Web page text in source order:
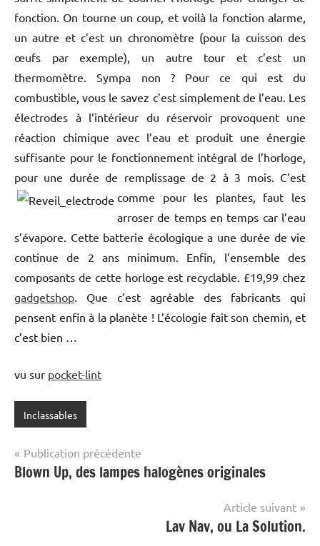
fonction. On tourne un coup, et voilà la fonction alarme,
un autre et c’est un chronomètre (pour la cuisson des
œufs par exemple), un autre tour et c’est un
thermomètre. Sympa non ? Pour ce qui est du
combustible, vous le savez c’est simplement de l’eau. Les
électrodes à l’intérieur du réservoir provoquent une
réaction chimique avec l’eau et produit une énergie
suffisante pour le fonctionnement intégral de l’horloge,
pour une durée de remplissage de 2 à 3 mois. C’est
comme pour les plantes, faut les
arroser de temps en temps car l’eau
s’évapore. Cette batterie écologique a une durée de vie
continue de 2 ans minimum. Enfin, l’ensemble des
composants de cette horloge est recyclable. £19,99 chez
gadgetshop. Que c’est agréable des fabricants qui
pensent enfin à la planète ! L’écologie fait son chemin, et
c’est bien …
vu sur pocket-lint
Inclassables
Navigation
de
Publication précédente
Blown Up, des lampes halogènes originales
Article suivant
Lav Nav, ou La Solution.